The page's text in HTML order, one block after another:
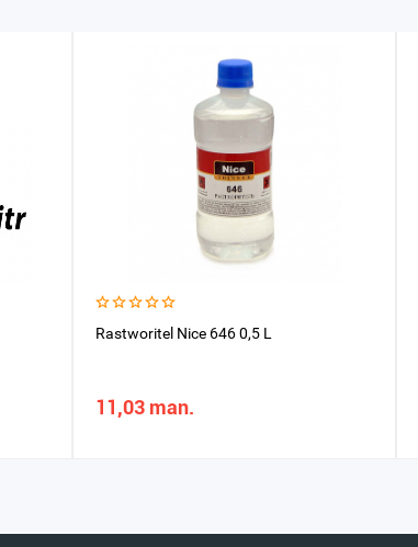
Rastworitel Nice 646 0,5 L
11,03 man.